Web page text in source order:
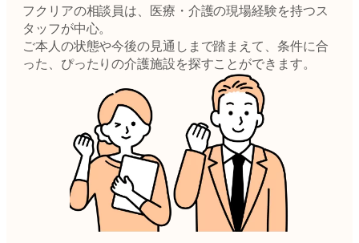
フクリアの相談員は、医療・介護の現場経験を持つス
タッフが中心。
ご本人の状態や今後の見通しまで踏まえて、条件に合
った、ぴったりの介護施設を探すことができます。